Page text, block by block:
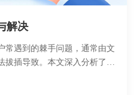
解决
常遇到的棘手问题，通常由文
插导致。本文深入分析了导
据救援到修复操作的完整流
接点击格式化，应优先评估数